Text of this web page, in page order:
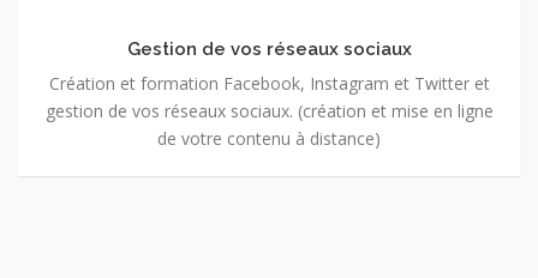
Gestion de vos réseaux sociaux
Création et formation Facebook, Instagram et Twitter et
gestion de vos réseaux sociaux. (création et mise en ligne
de votre contenu à distance)